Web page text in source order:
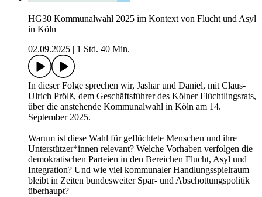
HG30 Kommunalwahl 2025 im Kontext von Flucht und Asyl
in Köln
02.09.2025
1 Std. 40 Min.
In dieser Folge sprechen wir, Jashar und Daniel, mit Claus-
Ulrich Prölß, dem Geschäftsführer des Kölner Flüchtlingsrats,
über die anstehende Kommunalwahl in Köln am 14.
September 2025.
Warum ist diese Wahl für geflüchtete Menschen und ihre
Unterstützer*innen relevant? Welche Vorhaben verfolgen die
demokratischen Parteien in den Bereichen Flucht, Asyl und
Integration? Und wie viel kommunaler Handlungsspielraum
bleibt in Zeiten bundesweiter Spar- und Abschottungspolitik
überhaupt?